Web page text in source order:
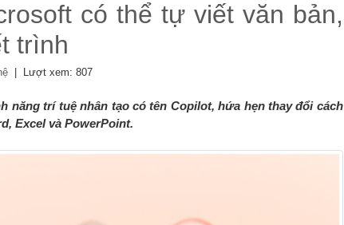
có thể tự viết văn bản,
trình
| Lượt xem: 807
năng trí tuệ nhân tạo có tên Copilot, hứa hẹn thay đổi cách
Excel và PowerPoint.